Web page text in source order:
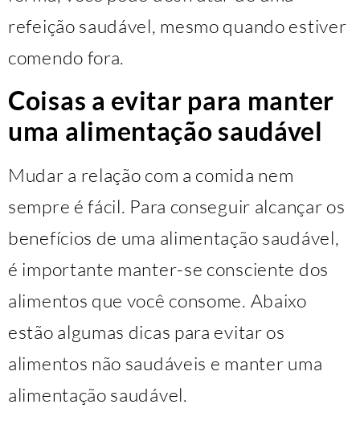
refeição saudável, mesmo quando estiver
comendo fora.
Coisas a evitar para manter
uma alimentação saudável
Mudar a relação com a comida nem
sempre é fácil. Para conseguir alcançar os
benefícios de uma alimentação saudável,
é importante manter-se consciente dos
alimentos que você consome. Abaixo
estão algumas dicas para evitar os
alimentos não saudáveis ​​e manter uma
alimentação saudável.